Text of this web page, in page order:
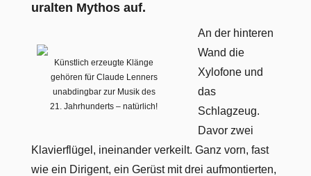
uralten Mythos auf.
Künstlich erzeugte Klänge
gehören für Claude Lenners
unabdingbar zur Musik des
21. Jahrhunderts – natürlich!
An der hinteren
Wand die
Xylofone und
das
Schlagzeug.
Davor zwei
Klavierflügel, ineinander verkeilt. Ganz vorn, fast
wie ein Dirigent, ein Gerüst mit drei aufmontierten,